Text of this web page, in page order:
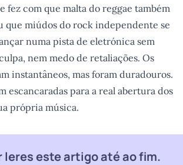
fez com que malta do reggae também
que miúdos do rock independente se
numa pista de eletrónica sem
nem medo de retaliações. Os
instantâneos, mas foram duradouros.
escancaradas para a real abertura dos
própria música.
leres este artigo até ao fim.